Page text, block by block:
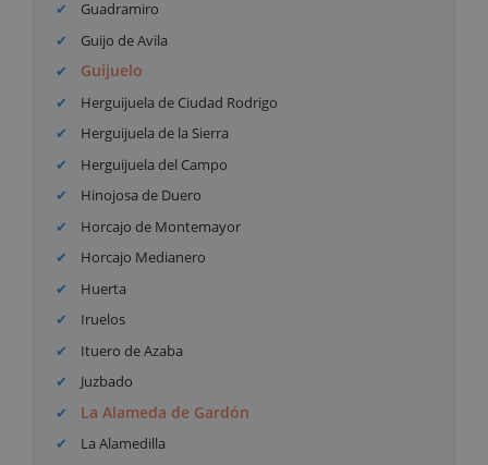
Guadramiro
Guijo de Avila
Guijuelo
Herguijuela de Ciudad Rodrigo
Herguijuela de la Sierra
Herguijuela del Campo
Hinojosa de Duero
Horcajo de Montemayor
Horcajo Medianero
Huerta
Iruelos
Ituero de Azaba
Juzbado
La Alameda de Gardón
La Alamedilla